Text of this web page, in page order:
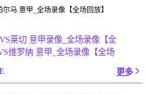
马 意甲_全场录像【全场回放】
莱切 意甲录像_全场录像【全
维罗纳 意甲_全场录像【全场
更多